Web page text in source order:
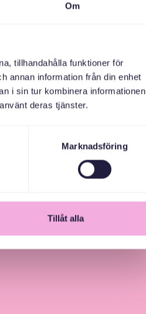
Om
tillhandahålla funktioner för
annan information från din enhet
i sin tur kombinera informationen
deras tjänster.
Marknadsföring
Tillåt alla